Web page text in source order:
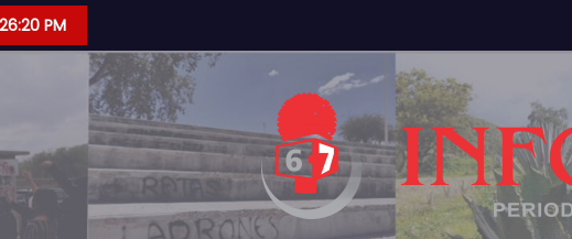
PM